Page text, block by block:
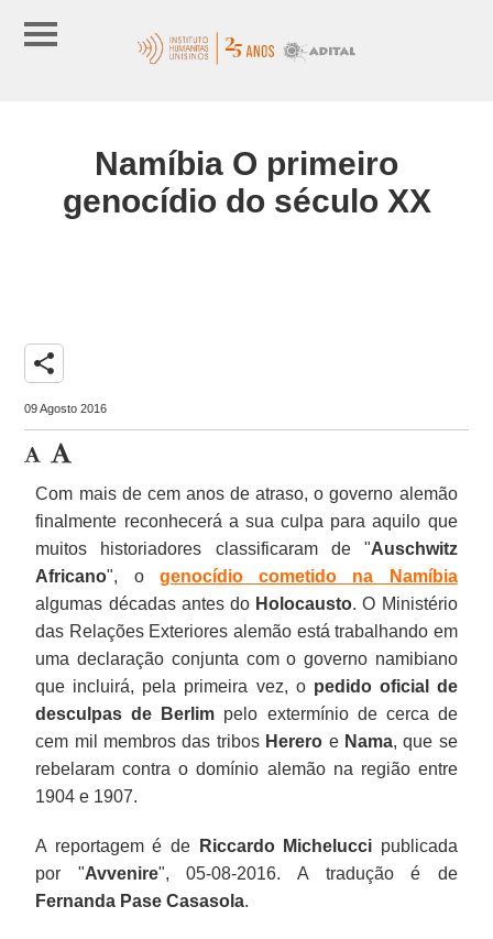
Namíbia O primeiro
genocídio do século XX
share
09 Agosto 2016
Com mais de cem anos de atraso, o governo alemão
finalmente reconhecerá a sua culpa para aquilo que
muitos historiadores classificaram de "Auschwitz
Africano", o genocídio cometido na Namíbia
algumas décadas antes do Holocausto. O Ministério
das Relações Exteriores alemão está trabalhando em
uma declaração conjunta com o governo namibiano
que incluirá, pela primeira vez, o pedido oficial de
desculpas de Berlim pelo extermínio de cerca de
cem mil membros das tribos Herero e Nama, que se
rebelaram contra o domínio alemão na região entre
1904 e 1907.
A reportagem é de Riccardo Michelucci publicada
por "Avvenire", 05-08-2016. A tradução é de
Fernanda Pase Casasola.